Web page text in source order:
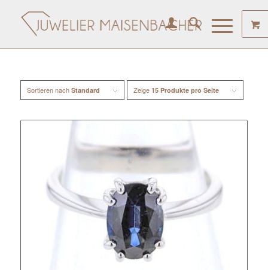
Sortieren nach Standard Zeige 15 Produkte pro Seite